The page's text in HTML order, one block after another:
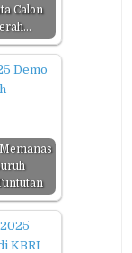
Calon